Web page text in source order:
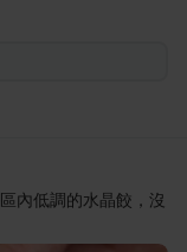
內低調的水晶餃，沒